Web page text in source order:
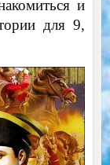
и
для 9,